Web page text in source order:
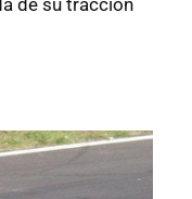
de su tracción